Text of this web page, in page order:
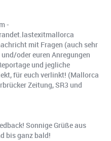
-
mit Fragen (auch sehr
oder euren Anregungen
und jegliche
für euch verlinkt! (Mallorca
Zeitung, SR3 und
Sonnige Grüße aus
bis ganz bald!